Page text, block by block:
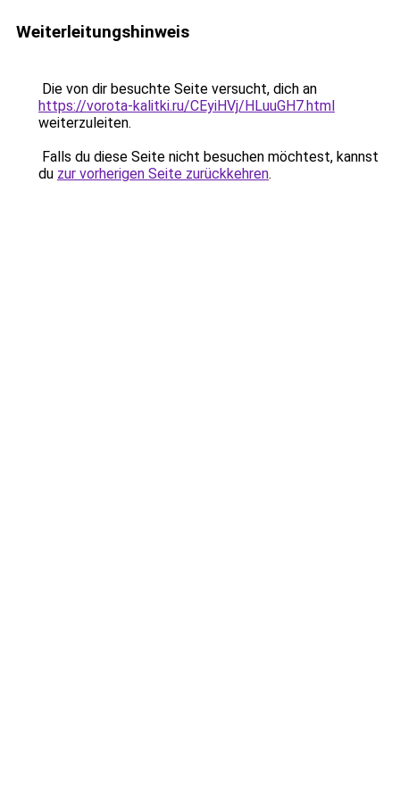
Weiterleitungshinweis
Die von dir besuchte Seite versucht, dich an
https://vorota-kalitki.ru/CEyiHVj/HLuuGH7.html
weiterzuleiten.
Falls du diese Seite nicht besuchen möchtest, kannst
du zur vorherigen Seite zurückkehren.